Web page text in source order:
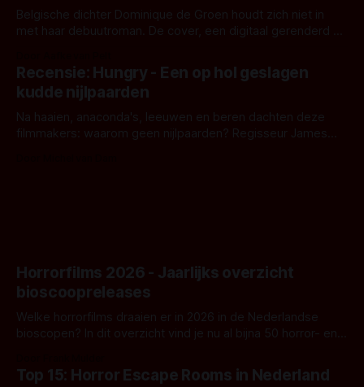
Belgische dichter Dominique de Groen houdt zich niet in
met haar debuutroman. De cover, een digitaal gerenderd en
achtergrond, belooft iets kleurrijks maar onheilspellends,
iets ongrijpbaars. En dat maakt De Groen met ieder woord
waar.
Recensie: Hungry - Een op hol geslagen
kudde nijlpaarden
Na haaien, anaconda's, leeuwen en beren dachten deze
filmmakers: waarom geen nijlpaarden? Regisseur James
Horrorfilms 2026 - Jaarlijks overzicht
bioscoopreleases
Welke horrorfilms draaien er in 2026 in de Nederlandse
bioscopen? In dit overzicht vind je nu al bijna 50 horror- en
Top 15: Horror Escape Rooms in Nederland